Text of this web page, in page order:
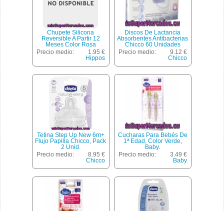
Chupete Silicona
Reversible A Partir 12
Meses Color Rosa
***novedad***, Hippos, U
Precio medio:
1.95 €
Hippos
Discos De Lactancia
Absorbentes Antibacterias
Chicco 60 Unidades
Precio medio:
9.12 €
Chicco
Tetina Step Up New 6m+
Flujo Papilla Chicco, Pack
2 Unid.
Precio medio:
8.95 €
Chicco
Cucharas Para Bebés De
1ª Edad, Color Verde,
Baby.
Precio medio:
3.49 €
Baby